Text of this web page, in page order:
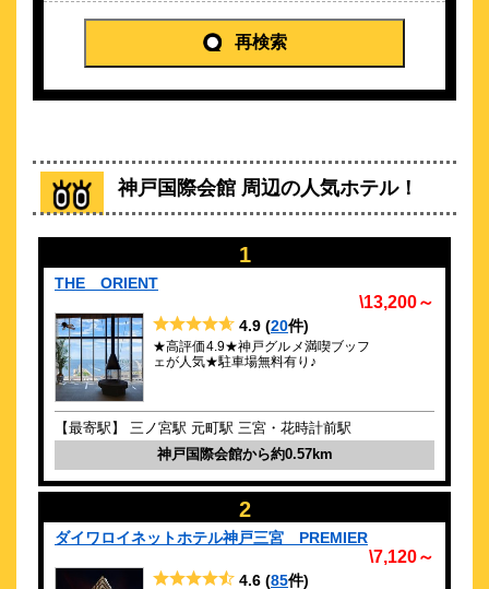
約 0.35 km
ダイワロイネットホテル神戸三宮
PREMIER
約 0.39 km
ホテルサンルートソプラ神戸
\3,400～
93
英国王室御用達のベッド◆神戸空港から20分！三宮からは徒歩7
分
約 0.4 km
\4,470～
クチコミ4.2点 (64件)
JR三ノ宮・私鉄各線神戸三宮駅より徒歩5分圏内でアクセス良
約 0.41 km
グリーンリッチホテル神戸三宮（人工温
再検索
神戸国際会館 周辺の人気ホテル！
1
THE ORIENT
\13,200～
4.9 (20件)
★高評価4.9★神戸グルメ満喫ブッフ
ェが人気★駐車場無料有り♪
【最寄駅】 三ノ宮駅 元町駅 三宮・花時計前駅
神戸国際会館から約0.57km
2
ダイワロイネットホテル神戸三宮 PREMIER
\7,120～
4.6 (85件)